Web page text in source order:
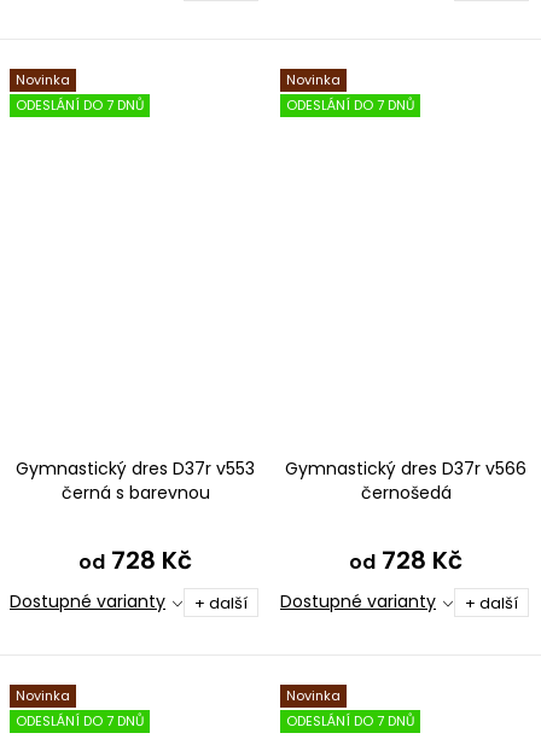
Novinka
ODESLÁNÍ DO 7 DNŮ
Gymnastický dres D37r v553
černá s barevnou
od 728 Kč
Dostupné varianty + další
Novinka
ODESLÁNÍ DO 7 DNŮ
Gymnastický dres D37r v566
černošedá
od 728 Kč
Dostupné varianty + další
Novinka
ODESLÁNÍ DO 7 DNŮ
Novinka
ODESLÁNÍ DO 7 DNŮ